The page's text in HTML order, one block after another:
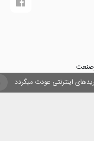
اینترنتی عودت میگرددشغل برای حداقل
صنعت